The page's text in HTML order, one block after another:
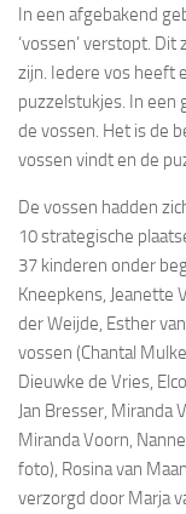
In een afgebakend
‘vossen’ verstopt.
zijn. Iedere vos heeft
puzzelstukjes. In een
de vossen. Het is de
vossen vindt en de
De vossen hadden
10 strategische
37 kinderen onder
Kneepkens, Jeanette
der Weijde, Esther
vossen (Chantal
Dieuwke de Vries,
Jan Bresser, Miranda
Miranda Voorn,
foto), Rosina van
verzorgd door Marja